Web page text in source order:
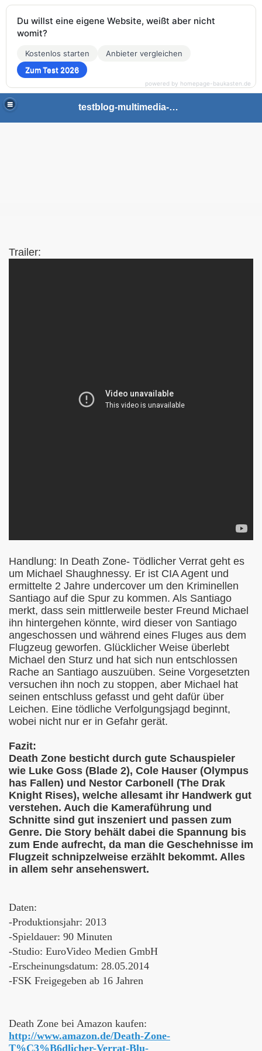
testblog-multimedia-gaming
Trailer:
Handlung: In Death Zone- Tödlicher Verrat geht es
um Michael Shaughnessy. Er ist CIA Agent und
ermittelte 2 Jahre undercover um den Kriminellen
Santiago auf die Spur zu kommen. Als Santiago
merkt, dass sein mittlerweile bester Freund Michael
ihn hintergehen könnte, wird dieser von Santiago
angeschossen und während eines Fluges aus dem
Flugzeug geworfen. Glücklicher Weise überlebt
Michael den Sturz und hat sich nun entschlossen
Rache an Santiago auszuüben. Seine Vorgesetzten
versuchen ihn noch zu stoppen, aber Michael hat
seinen entschluss gefasst und geht dafür über
Leichen. Eine tödliche Verfolgungsjagd beginnt,
wobei nicht nur er in Gefahr gerät.
Fazit:
Death Zone besticht durch gute Schauspieler
wie Luke Goss (Blade 2), Cole Hauser (Olympus
has Fallen) und Nestor Carbonell (The Drak
Knight Rises), welche allesamt ihr Handwerk gut
verstehen. Auch die Kameraführung und
Schnitte sind gut inszeniert und passen zum
Genre. Die Story behält dabei die Spannung bis
zum Ende aufrecht, da man die Geschehnisse im
Flugzeit schnipzelweise erzählt bekommt. Alles
in allem sehr ansehenswert.
Daten:
-Produktionsjahr: 2013
-Spieldauer: 90 Minuten
-Studio: EuroVideo Medien GmbH
-Erscheinungsdatum: 28.05.2014
-FSK Freigegeben ab 16 Jahren
Death Zone bei Amazon kaufen:
http://www.amazon.de/Death-Zone-
T%C3%B6dlicher-Verrat-Blu-
Besseres
Die Toten Hosen
Du willst eine eigene Website, weißt aber nicht
womit?
Kostenlos starten
Anbieter vergleichen
Zum Test 2026
powered by homepage-baukasten.de